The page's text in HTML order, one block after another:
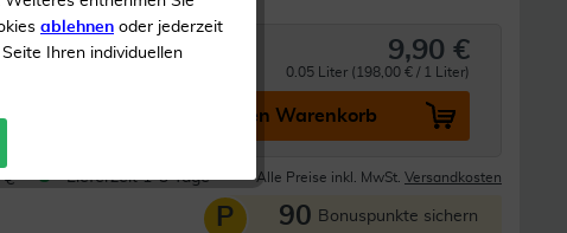
9,90 €
0.05 Liter (198,00 € / 1 Liter)
In den Warenkorb
€ Lieferzeit 1-3 Tage Alle Preise inkl. MwSt. Versandkosten
P 90 Bonuspunkte sichern
ablehnen oder jederzeit
Ihren individuellen